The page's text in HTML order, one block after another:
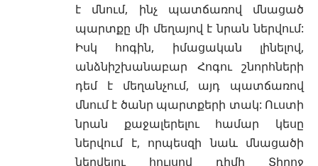
է մնում, ինչ պատճառով մնացած
պարտքը մի մեղայով է նրան ներվում:
Իսկ հոգին, իմացական լինելով,
անձնիշխանաբար Հոգու շնորհների
դեմ է մեղանչում, այդ պատճառով
մնում է ծանր պարտքերի տակ: Ուստի
նրան քաջալերելու համար կեսը
ներվում է, որպեսզի նաև մնացածի
ներվելու հույսով դիմի Տիրոջ